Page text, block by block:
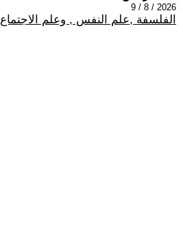
2026 / 8 / 9
الفلسفة ,علم النفس , وعلم الاجتماع